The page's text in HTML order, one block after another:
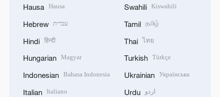
Hausa Hausa
Hebrew עברית
Hindi हिन्दी
Hungarian Magyar
Indonesian Bahasa Indonesia
Italian Italiano
Swahili Kiswahili
Tamil தமிழ்
Thai ไทย
Turkish Türkçe
Ukrainian Українська
Urdu اردو